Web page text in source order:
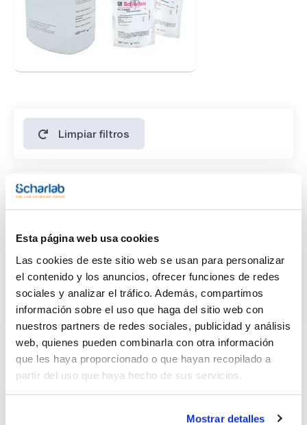
Esta página web usa cookies
Las cookies de este sitio web se usan para personalizar
el contenido y los anuncios, ofrecer funciones de redes
sociales y analizar el tráfico. Además, compartimos
información sobre el uso que haga del sitio web con
nuestros partners de redes sociales, publicidad y análisis
web, quienes pueden combinarla con otra información
que les haya proporcionado o que hayan recopilado a
partir del uso que haya hecho de sus servicios.
Mostrar detalles
Limpiar filtros
Características
500g * (1)
Tipo de envase
frasco embolsado al vacío(1)